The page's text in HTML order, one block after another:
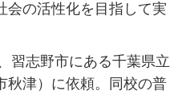
会の活性化を目指して実
習志野市にある千葉県立
秋津）に依頼。同校の普